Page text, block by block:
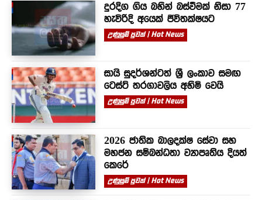
දුරදිග ගිය බහින් බස්වීමක් නිසා 77
හැවිරිදි අයෙක් ජීවිතක්ෂයට
උණුසුම් පුවත් | Hot News
සායි සුදර්ශන්ටත් ශ්‍රී ලංකාව සමඟ
ටෙස්ට් තරගාවලිය අහිමි වෙයි
උණුසුම් පුවත් | Hot News
2026 ජාතික බාලදක්ෂ සේවා සහ
මහජන සම්බන්ධතා ව්‍යාපෘතිය දියත්
කෙරේ
උණුසුම් පුවත් | Hot News